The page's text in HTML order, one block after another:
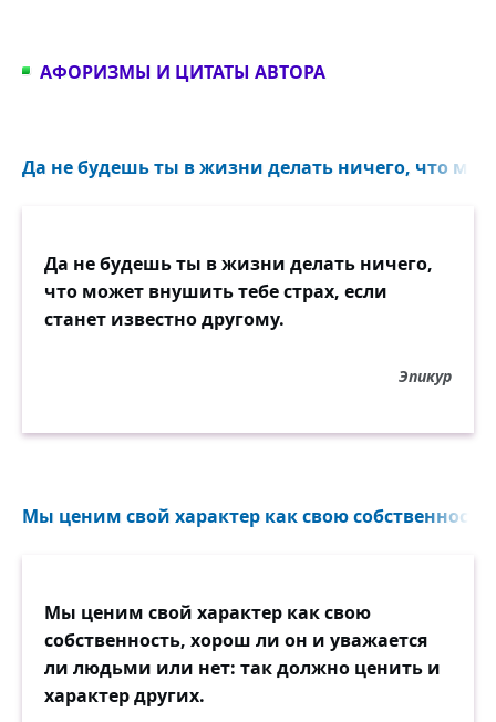
АФОРИЗМЫ И ЦИТАТЫ АВТОРА
Да не будешь ты в жизни делать ничего, что
Да не будешь ты в жизни делать ничего,
что может внушить тебе страх, если
станет известно другому.
Эпикур
Мы ценим свой характер как свою
Мы ценим свой характер как свою
собственность, хорош ли он и уважается
ли людьми или нет: так должно ценить и
характер других.